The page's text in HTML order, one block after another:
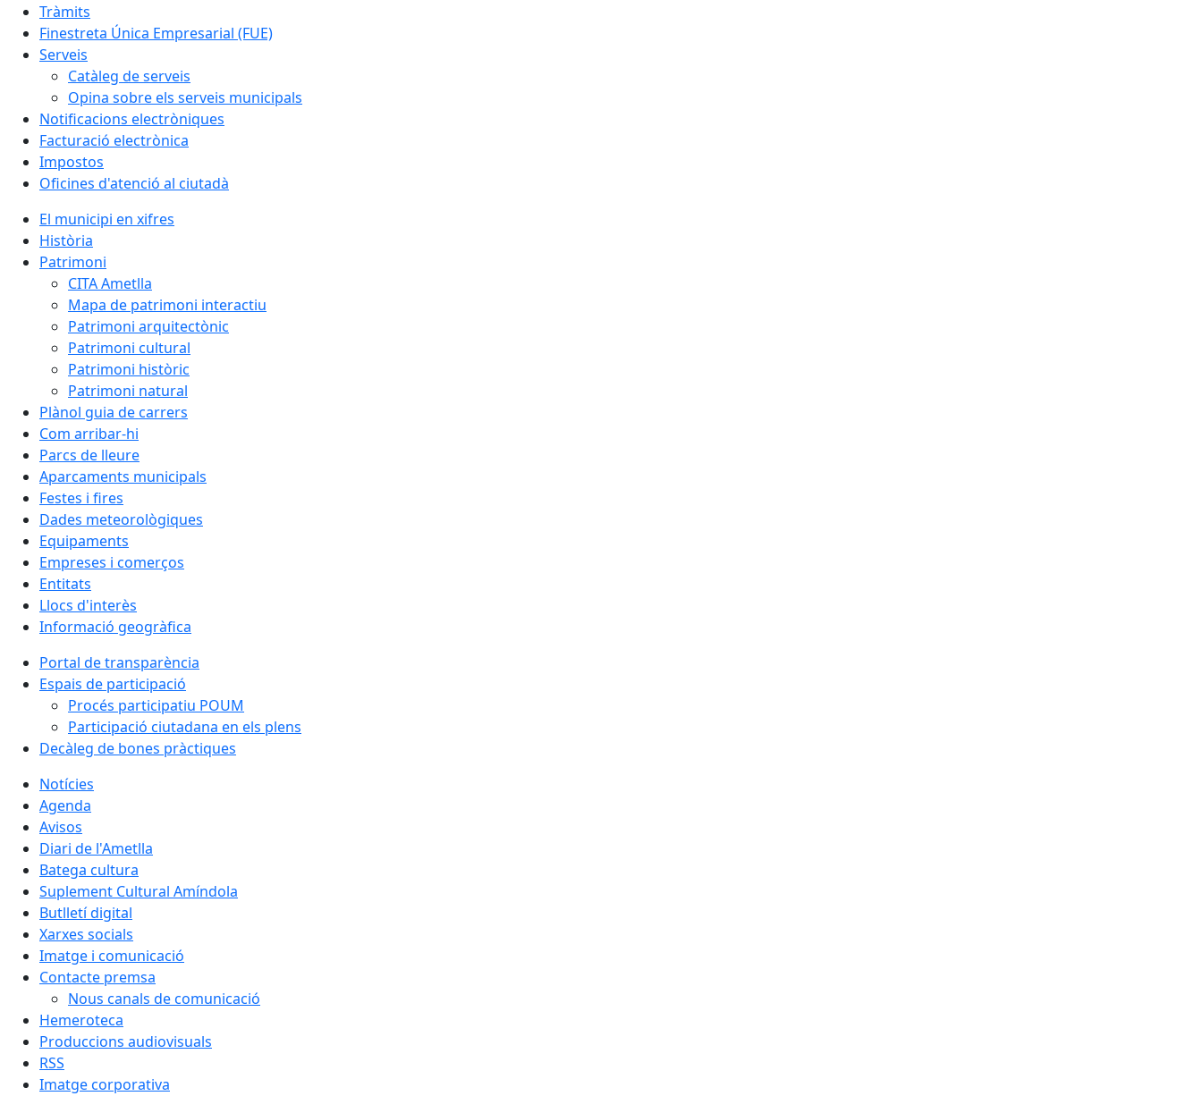
Tràmits
Finestreta Única Empresarial (FUE)
Serveis
Catàleg de serveis
Opina sobre els serveis municipals
Notificacions electròniques
Facturació electrònica
Impostos
Oficines d'atenció al ciutadà
El municipi en xifres
Història
Patrimoni
CITA Ametlla
Mapa de patrimoni interactiu
Patrimoni arquitectònic
Patrimoni cultural
Patrimoni històric
Patrimoni natural
Plànol guia de carrers
Com arribar-hi
Parcs de lleure
Aparcaments municipals
Festes i fires
Dades meteorològiques
Equipaments
Empreses i comerços
Entitats
Llocs d'interès
Informació geogràfica
Portal de transparència
Espais de participació
Procés participatiu POUM
Participació ciutadana en els plens
Decàleg de bones pràctiques
Notícies
Agenda
Avisos
Diari de l'Ametlla
Batega cultura
Suplement Cultural Amíndola
Butlletí digital
Xarxes socials
Imatge i comunicació
Contacte premsa
Nous canals de comunicació
Hemeroteca
Produccions audiovisuals
RSS
Imatge corporativa